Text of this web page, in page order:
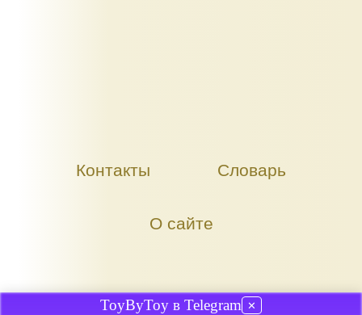
Контакты Словарь
О сайте
ToyByToy в Telegram ✕